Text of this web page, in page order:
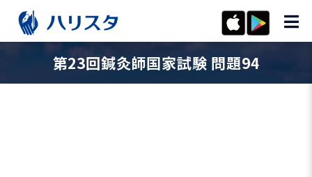
第23回鍼灸師国家試験 問題94